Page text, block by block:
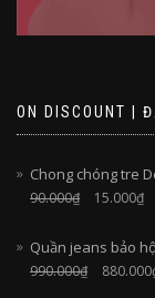
ON DISCOUNT |
Chong chóng tre
90.000₫ 15.000₫
Quần jeans bảo
990.000₫ 880.000